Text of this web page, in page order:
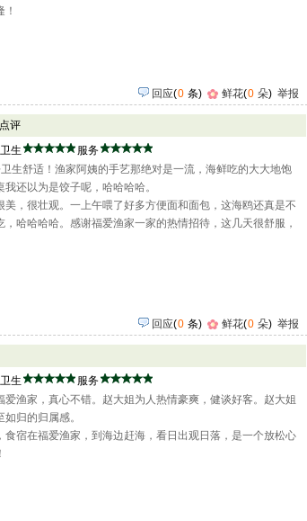
回应(0 条) 鲜花(0 朵) 举报
评
卫生
服务
生舒适！渔家阿姨的手艺那绝对是一流，海鲜吃的大大地饱
还以为是饺子呢，哈哈哈哈。
，很壮观。一上午喂了好多方便面和面包，这海鸥还真是不
哈哈哈哈。感谢福爱渔家一家的热情招待，这几天很舒服，
回应(0 条) 鲜花(0 朵) 举报
卫生
服务
渔家，真心不错。赵大姐为人热情豪爽，健谈好客。赵大姐
归的归属感。
宿在福爱渔家，到海边赶海，看日出观日落，是一个放松心